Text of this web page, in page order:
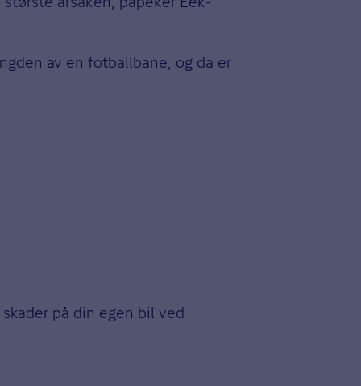
av en fotballbane, og da er
på din egen bil ved